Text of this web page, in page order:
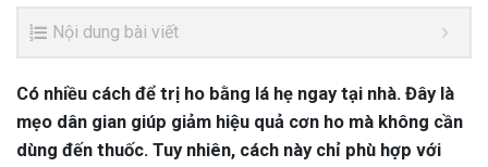
Nội dung bài viết
Có nhiều cách để trị ho bằng lá hẹ ngay tại nhà. Đây là
mẹo dân gian giúp giảm hiệu quả cơn ho mà không cần
dùng đến thuốc. Tuy nhiên, cách này chỉ phù hợp với